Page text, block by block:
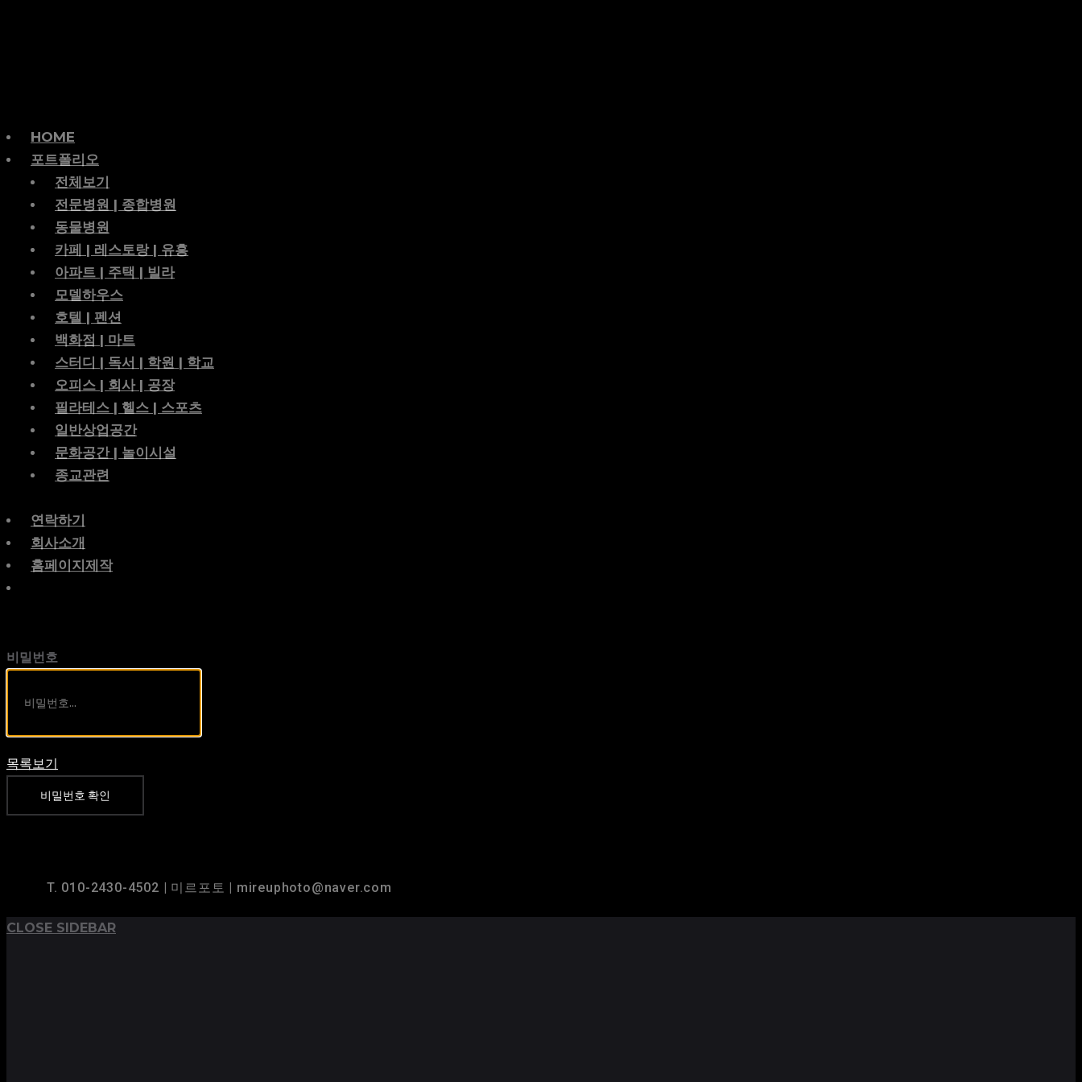
HOME
포트폴리오
전체보기
전문병원 | 종합병원
동물병원
카페 | 레스토랑 | 유흥
아파트 | 주택 | 빌라
모델하우스
호텔 | 펜션
백화점 | 마트
스터디 | 독서 | 학원 | 학교
오피스 | 회사 | 공장
필라테스 | 헬스 | 스포츠
일반상업공간
문화공간 | 놀이시설
종교관련
연락하기
회사소개
홈페이지제작
비밀번호
목록보기
비밀번호 확인
T. 010-2430-4502 | 미르포토 | mireuphoto@naver.com
CLOSE SIDEBAR